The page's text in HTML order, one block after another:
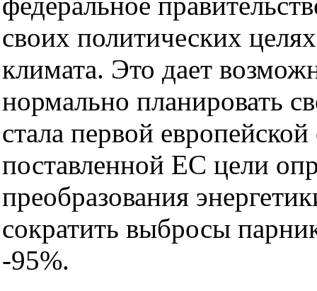
своих политических
климата. Это дает
нормально планировать
стала первой
поставленной ЕС цели
преобразования
сократить выбросы
-95%.